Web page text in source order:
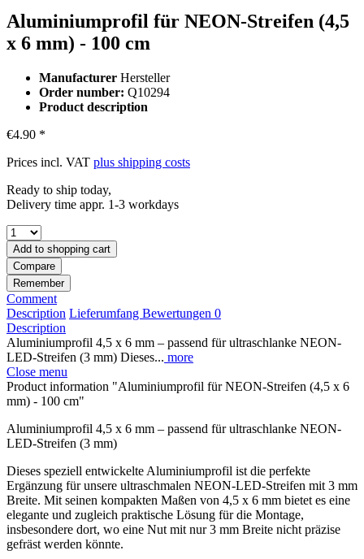
Aluminiumprofil für NEON-Streifen (4,5
x 6 mm) - 100 cm
Manufacturer Hersteller
Order number: Q10294
Product description
€4.90 *
Prices incl. VAT plus shipping costs
Ready to ship today,
Delivery time appr. 1-3 workdays
Add to shopping cart
Compare
Remember
Comment
Description Lieferumfang Bewertungen 0
Description
Aluminiumprofil 4,5 x 6 mm – passend für ultraschlanke NEON-
LED-Streifen (3 mm) Dieses... more
Close menu
Product information "Aluminiumprofil für NEON-Streifen (4,5 x 6
mm) - 100 cm"
Aluminiumprofil 4,5 x 6 mm – passend für ultraschlanke NEON-
LED-Streifen (3 mm)
Dieses speziell entwickelte Aluminiumprofil ist die perfekte
Ergänzung für unsere ultraschmalen NEON-LED-Streifen mit 3 mm
Breite. Mit seinen kompakten Maßen von 4,5 x 6 mm bietet es eine
elegante und zugleich praktische Lösung für die Montage,
insbesondere dort, wo eine Nut mit nur 3 mm Breite nicht präzise
gefräst werden könnte.